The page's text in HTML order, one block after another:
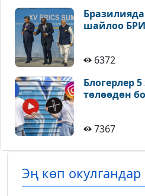
шайлоо
6372
Блогерлер
төлөөдөн
7367
Эң көп окулгандар